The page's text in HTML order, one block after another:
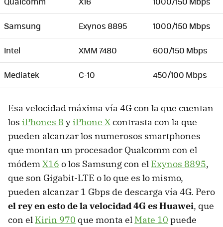
Samsung Exynos 8895 1000/150 Mbps
Intel XMM 7480 600/150 Mbps
Mediatek C-10 450/100 Mbps
Esa velocidad máxima vía 4G con la que cuentan
los iPhones 8 y iPhone Xcontrasta con la que
pueden alcanzar los numerosos smartphones
que montan un procesador Qualcomm con el
módem X16 o los Samsung con el Exynos 8895,
que son Gigabit-LTE o lo que es lo mismo,
pueden alcanzar 1 Gbps de descarga vía 4G. Pero
el rey en esto de la velocidad 4G es Huawei, que
con el Kirin 970 que monta el Mate 10 puede